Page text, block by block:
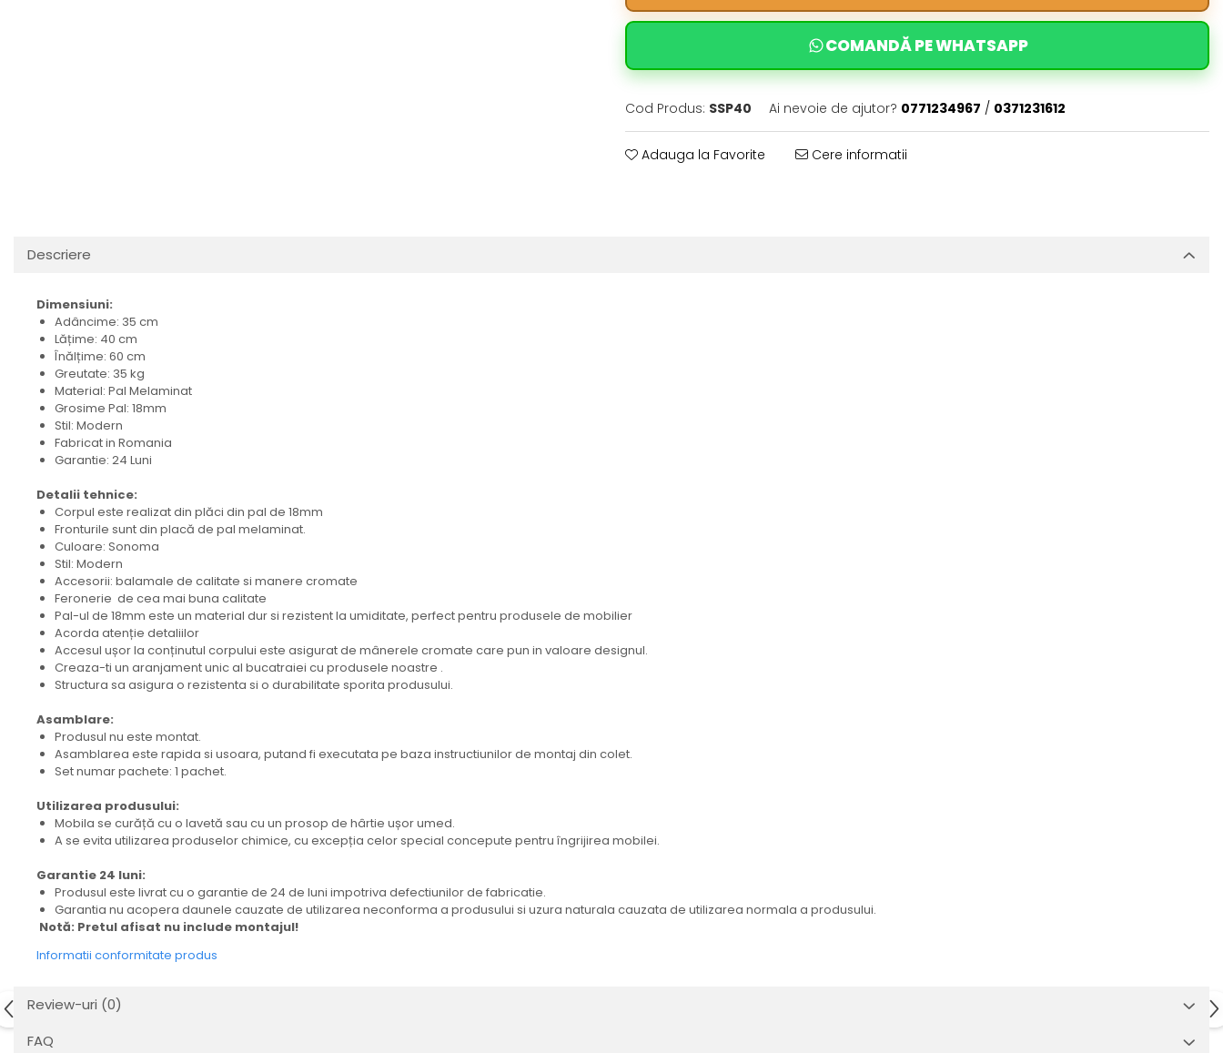
COMANDĂ PE WHATSAPP
Cod Produs: SSP40 Ai nevoie de ajutor? 0771234967 / 0371231612
Adauga la Favorite Cere informatii
Descriere
Dimensiuni:
Adâncime: 35 cm
Lățime: 40 cm
Înălțime: 60 cm
Greutate: 35 kg
Material: Pal Melaminat
Grosime Pal: 18mm
Stil: Modern
Fabricat in Romania
Garantie: 24 Luni
Detalii tehnice:
Corpul este realizat din plăci din pal de 18mm
Fronturile sunt din placă de pal melaminat.
Culoare: Sonoma
Stil: Modern
Accesorii: balamale de calitate si manere cromate
Feronerie de cea mai buna calitate
Pal-ul de 18mm este un material dur si rezistent la umiditate, perfect pentru produsele de mobilier
Acorda atenție detaliilor
Accesul ușor la conținutul corpului este asigurat de mânerele cromate care pun in valoare designul.
Creaza-ti un aranjament unic al bucatraiei cu produsele noastre .
Structura sa asigura o rezistenta si o durabilitate sporita produsului.
Asamblare:
Produsul nu este montat.
Asamblarea este rapida si usoara, putand fi executata pe baza instructiunilor de montaj din colet.
Set numar pachete: 1 pachet.
Utilizarea produsului:
Mobila se curăță cu o lavetă sau cu un prosop de hârtie ușor umed.
A se evita utilizarea produselor chimice, cu excepția celor special concepute pentru îngrijirea mobilei.
Garantie 24 luni:
Produsul este livrat cu o garantie de 24 de luni impotriva defectiunilor de fabricatie.
Garantia nu acopera daunele cauzate de utilizarea neconforma a produsului si uzura naturala cauzata de utilizarea normala a produsului.
Notă: Pretul afisat nu include montajul!
Informatii conformitate produs
Review-uri (0)
FAQ